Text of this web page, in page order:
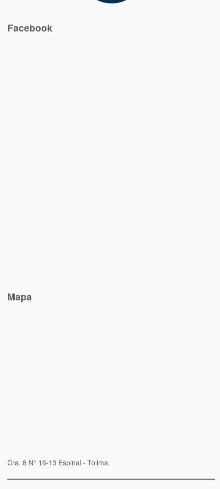
Facebook
Mapa
Cra. 8 N° 16-13 Espinal - Tolima.